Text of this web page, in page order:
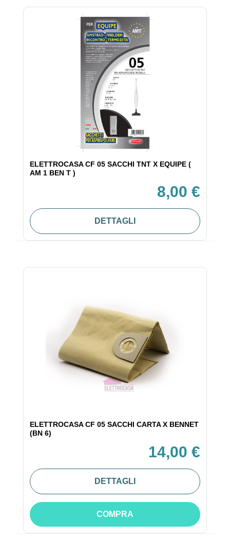
ELETTROCASA CF 05 SACCHI TNT X EQUIPE (
AM 1 BEN T )
8,00 €
DETTAGLI
ELETTROCASA CF 05 SACCHI CARTA X BENNET
(BN 6)
14,00 €
DETTAGLI
COMPRA